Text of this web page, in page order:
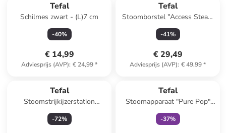
Tefal
Schilmes zwart - (L)7 cm
-40%
€ 14,99
Adviesprijs (AVP): € 24,99*
Tefal
Stoomborstel "Access Steam
First" wit/groen
-41%
€ 29,49
Adviesprijs (AVP): € 49,99*
Tefal
Stoomstrijkijzerstation
"Express Essential" wit/petrol
-72%
Tefal
Stoomapparaat "Pure Pop"
blauw/groen
-37%